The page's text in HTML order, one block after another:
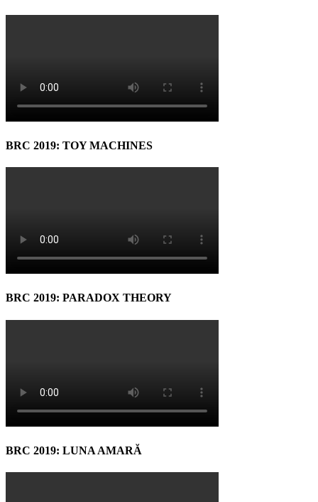
BRC 2019: TOY MACHINES
BRC 2019: PARADOX THEORY
BRC 2019: LUNA AMARĂ